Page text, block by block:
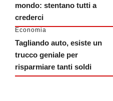
mondo: stentano tutti a
crederci
Economia
Tagliando auto, esiste un
trucco geniale per
risparmiare tanti soldi